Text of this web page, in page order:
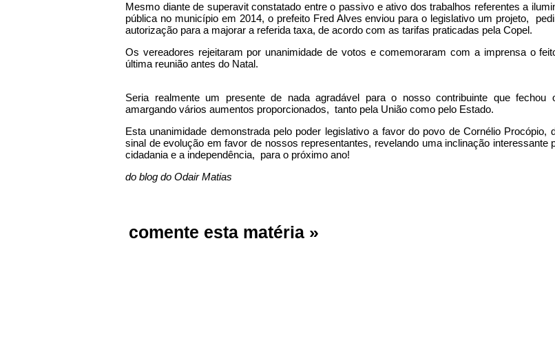
Mesmo diante de superavit constatado entre o passivo e ativo dos trabalhos referentes a
pública no município em 2014, o prefeito Fred Alves enviou para o legislativo um projeto,
autorização para a majorar a referida taxa, de acordo com as tarifas praticadas pela Copel.
Os vereadores rejeitaram por unanimidade de votos e comemoraram com a imprensa o
última reunião antes do Natal.
Seria realmente um presente de nada agradável para o nosso contribuinte que fechou
amargando vários aumentos proporcionados, tanto pela União como pelo Estado.
Esta unanimidade demonstrada pelo poder legislativo a favor do povo de Cornélio Procópio,
sinal de evolução em favor de nossos representantes, revelando uma inclinação interessante
cidadania e a independência, para o próximo ano!
do blog do Odair Matias
comente esta matéria »